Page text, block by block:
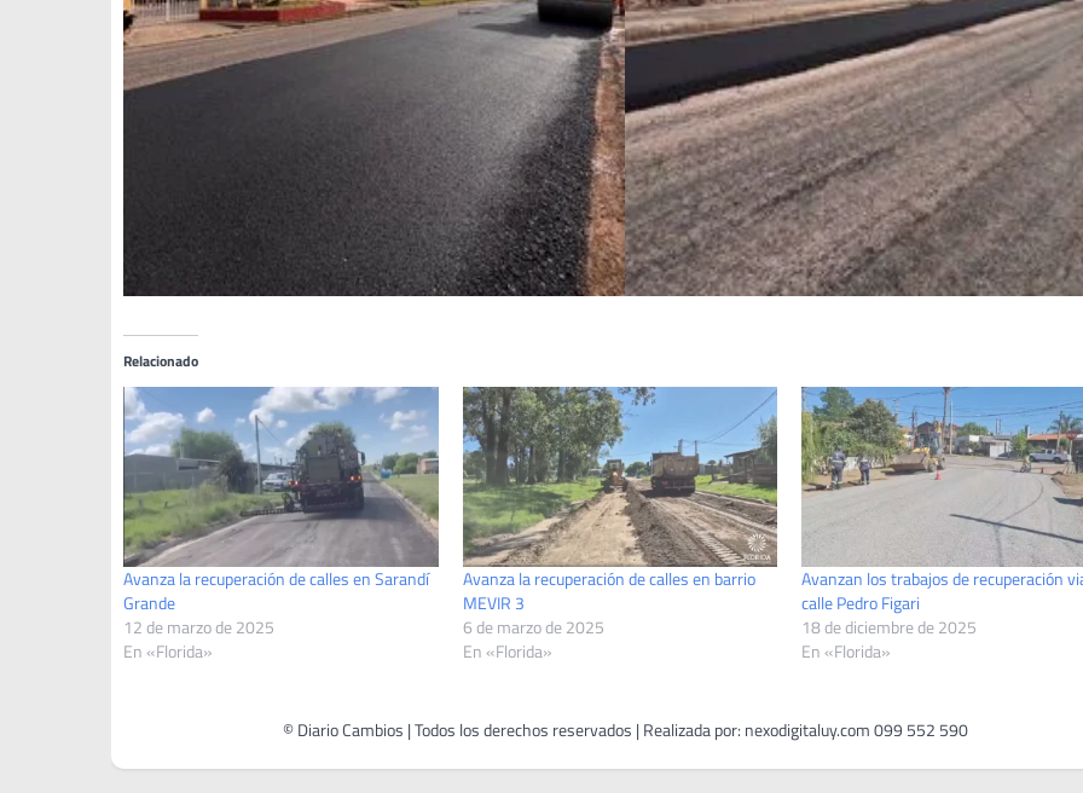
Relacionado
Avanza la recuperación de calles en Sarandí
Grande
12 de marzo de 2025
En «Florida»
Avanza la recuperación de calles en barrio
MEVIR 3
6 de marzo de 2025
En «Florida»
Avanzan los trabajos de recuperación
calle Pedro Figari
18 de diciembre de 2025
En «Florida»